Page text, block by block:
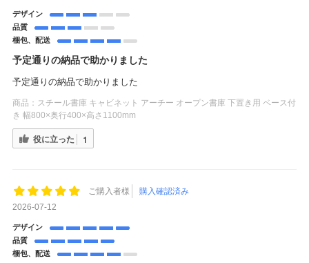
デザイン
品質
梱包、配送
予定通りの納品で助かりました
予定通りの納品で助かりました
商品： スチール書庫 キャビネット アーチー オープン書庫 下置き用 ベース付
き 幅800×奥行400×高さ1100mm
役に立った 1
ご購入者様
購入確認済み
2026-07-12
デザイン
品質
梱包、配送